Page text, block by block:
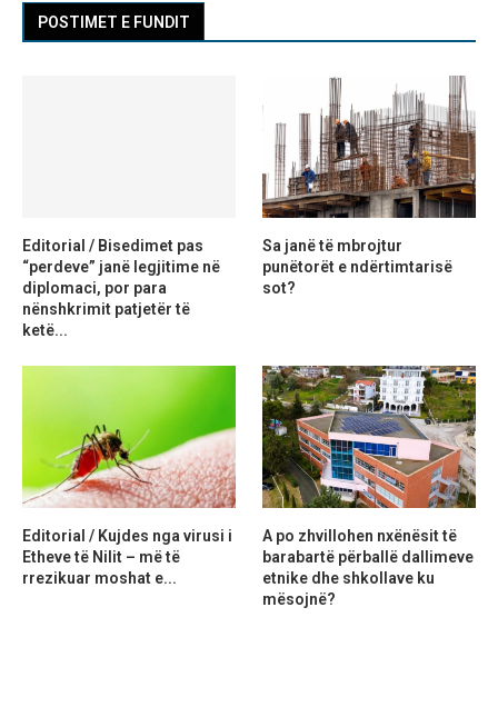
POSTIMET E FUNDIT
Editorial / Bisedimet pas
“perdeve” janë legjitime në
diplomaci, por para
nënshkrimit patjetër të
ketë...
Sa janë të mbrojtur
punëtorët e ndërtimtarisë
sot?
Editorial / Kujdes nga virusi i
Etheve të Nilit – më të
rrezikuar moshat e...
A po zhvillohen nxënësit të
barabartë përballë dallimeve
etnike dhe shkollave ku
mësojnë?